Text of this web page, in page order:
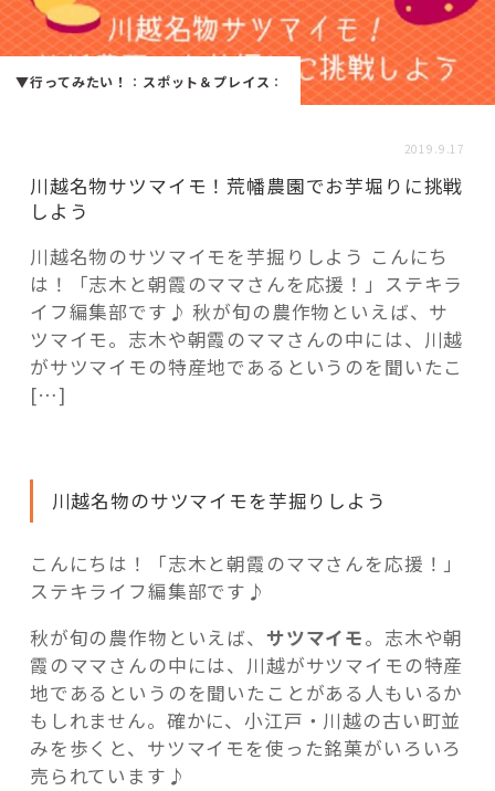
HAREL HAREL
活用事例
「モノ」
fleXe リノベ事例
「ひと」
これからの暮らし 住み替え相談
記事検索
▼行ってみたい！ ： スポット＆プレイス ：
2019.9.17
川越名物サツマイモ！荒幡農園でお芋堀りに挑戦
しよう
川越名物のサツマイモを芋掘りしよう こんにち
は！「志木と朝霞のママさんを応援！」ステキラ
イフ編集部です♪ 秋が旬の農作物といえば、サ
ツマイモ。志木や朝霞のママさんの中には、川越
がサツマイモの特産地であるというのを聞いたこ
[…]
川越名物のサツマイモを芋掘りしよう
こんにちは！「志木と朝霞のママさんを応援！」
ステキライフ編集部です♪
秋が旬の農作物といえば、 サツマイモ。志木や朝
霞のママさんの中には、川越がサツマイモの特産
地であるというのを聞いたことがある人もいるか
もしれません。確かに、小江戸・川越の古い町並
みを歩くと、サツマイモを使った銘菓がいろいろ
売られています♪